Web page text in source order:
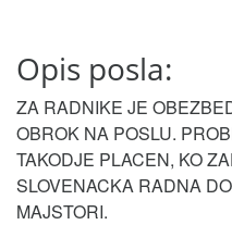
Opis posla:
ZA RADNIKE JE
OBROK NA POSLU.
TAKODJE PLACEN, KO
SLOVENACKA RADNA
MAJSTORI.